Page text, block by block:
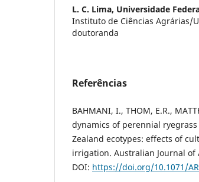
L. C. Lima, Universidade
Instituto de Ciências Agrárias/
doutoranda
Referências
BAHMANI, I., THOM, E.R.,
dynamics of perennial
Zealand ecotypes: effects of
irrigation. Australian Journal of
DOI: https://doi.org/10.1071/